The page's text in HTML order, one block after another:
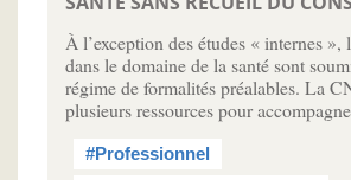
À l’exception des études « internes »,
dans le domaine de la santé sont
régime de formalités préalables. La
plusieurs ressources pour
#Professionnel